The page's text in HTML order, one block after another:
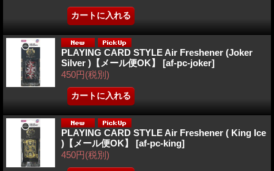
PLAYING CARD STYLE Air Freshener (Joker
Silver )【メール便OK】 [af-pc-joker]
450円(税別)
PLAYING CARD STYLE Air Freshener ( King Ice
)【メール便OK】 [af-pc-king]
450円(税別)